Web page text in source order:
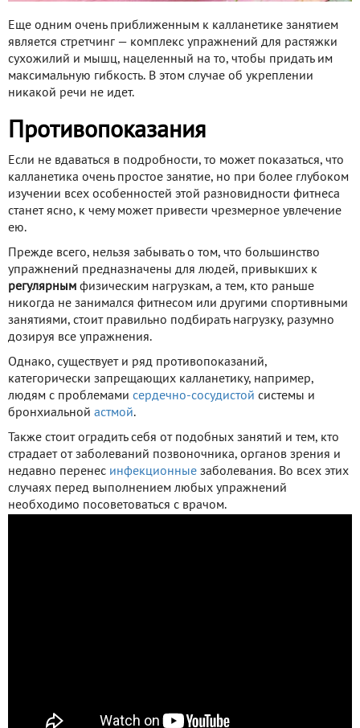
Еще одним очень приближенным к калланетике занятием
является стретчинг — комплекс упражнений для растяжки
сухожилий и мышц, нацеленный на то, чтобы придать им
максимальную гибкость. В этом случае об укреплении
никакой речи не идет.
Противопоказания
Если не вдаваться в подробности, то может показаться, что
калланетика очень простое занятие, но при более глубоком
изучении всех особенностей этой разновидности фитнеса
станет ясно, к чему может привести чрезмерное увлечение
ею.
Прежде всего, нельзя забывать о том, что большинство
упражнений предназначены для людей, привыкших к
регулярным физическим нагрузкам, а тем, кто раньше
никогда не занимался фитнесом или другими спортивными
занятиями, стоит правильно подбирать нагрузку, разумно
дозируя все упражнения.
Однако, существует и ряд противопоказаний,
категорически запрещающих калланетику, например,
людям с проблемами сердечно-сосудистой системы и
бронхиальной астмой.
Также стоит оградить себя от подобных занятий и тем, кто
страдает от заболеваний позвоночника, органов зрения и
недавно перенес инфекционные заболевания. Во всех этих
случаях перед выполнением любых упражнений
необходимо посоветоваться с врачом.